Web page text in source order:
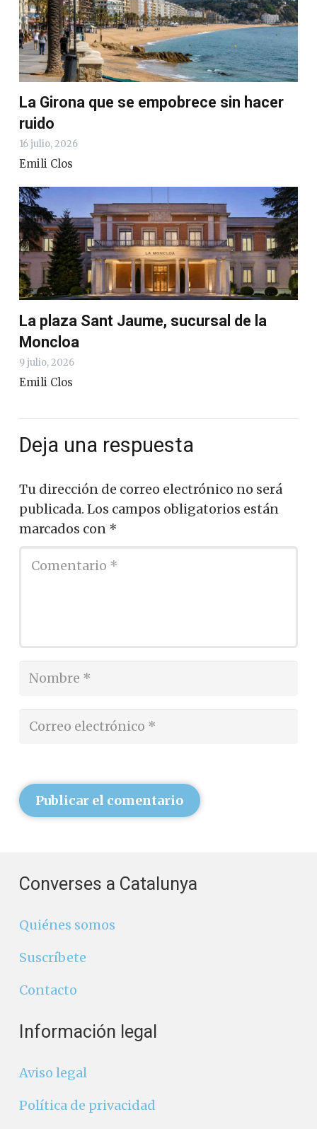
La Girona que se empobrece sin hacer
ruido
16 julio, 2026
Emili Clos
La plaza Sant Jaume, sucursal de la
Moncloa
9 julio, 2026
Emili Clos
Deja una respuesta
Tu dirección de correo electrónico no será
publicada. Los campos obligatorios están
marcados con *
Publicar el comentario
Converses a Catalunya
Quiénes somos
Suscríbete
Contacto
Información legal
Aviso legal
Política de privacidad